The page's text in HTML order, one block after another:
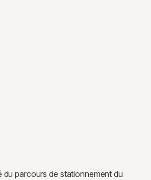
du parcours de stationnement du